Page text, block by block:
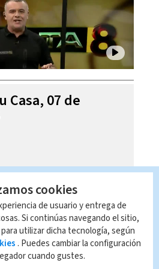
Casa, 07 de
cookies
de usuario y entrega de
Si continúas navegando el sitio,
utilizar dicha tecnología, según
. Puedes cambiar la configuración
cuando gustes.